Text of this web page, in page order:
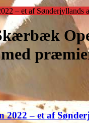
– et af Sønderjyllands
– et af